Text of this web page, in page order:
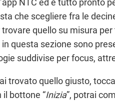
NTC ed è tutto pronto
che scegliere fra le
quello su misura
in questa sezione sono
suddivise per focus,
trovato quello giusto, tocca
bottone “Inizia”, potrai